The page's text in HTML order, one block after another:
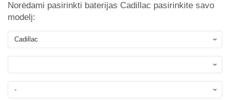
Norėdami pasirinkti baterijas Cadillac pasirinkite savo
modelį: